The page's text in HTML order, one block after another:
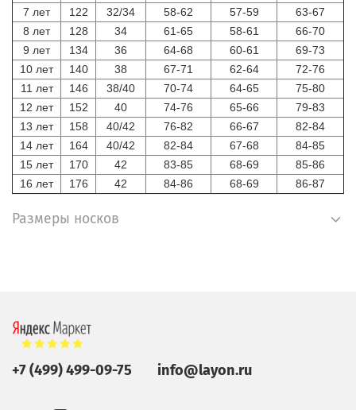
7 лет
122 32/34 58-62 57-59
63-67
8 лет
128 34 61-65 58-61
66-70
9 лет
134 36 64-68 60-61
69-73
10 лет
140 38 67-71 62-64
72-76
11 лет
146 38/40 70-74 64-65
75-80
12 лет
152 40 74-76 65-66
79-83
13 лет
158 40/42 76-82 66-67
82-84
14 лет
164 40/42 82-84 67-68
84-85
15 лет
170 42 83-85 68-69
85-86
16 лет
176 42 84-86 68-69 86-87
Размеры носков
+7 (499) 499-09-75 info@layon.ru